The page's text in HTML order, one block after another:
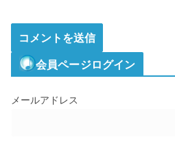
会員ページログイン
メールアドレス